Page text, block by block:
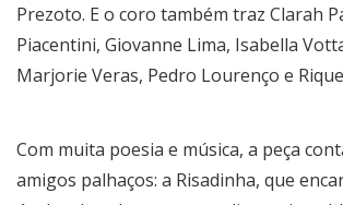
Prezoto. E o coro também traz Clarah
Piacentini, Giovanne Lima, Isabella
Marjorie Veras, Pedro Lourenço e
Com muita poesia e música, a peça
amigos palhaços: a Risadinha, que